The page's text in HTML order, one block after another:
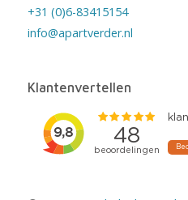
+31 (0)6-83415154
info@apartverder.nl
Klantenvertellen